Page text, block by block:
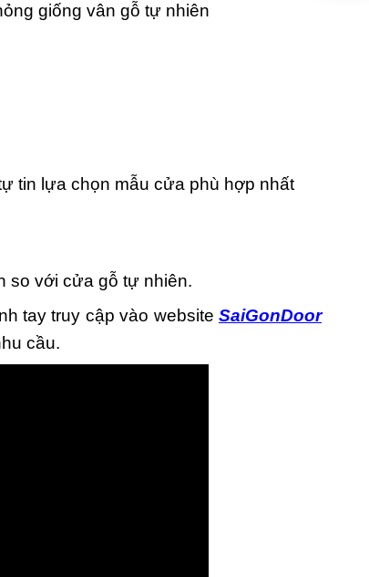
giống vân gỗ tự nhiên
tin lựa chọn mẫu cửa phù hợp nhất
so với cửa gỗ tự nhiên.
tay truy cập vào websiteSaiGonDoor
cầu.